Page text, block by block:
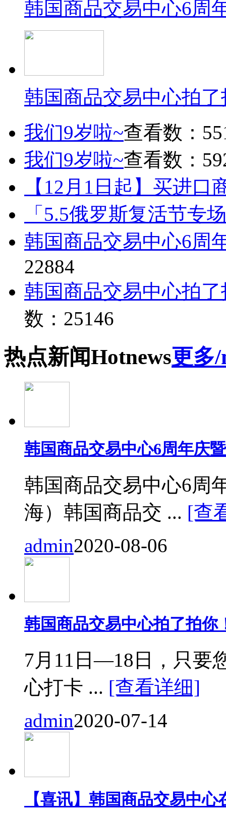
韩国商品交易中心6周
韩国商品交易中心拍
我们9岁啦~查看数：
我们9岁啦~查看数：
【12月1日起】买进口
「5.5俄罗斯复活节专
韩国商品交易中心6周
22884
韩国商品交易中心拍
数：25146
热点新闻Hotnews更多
韩国商品交易中心6周年庆
韩国商品交易中心6周
海）韩国商品交 ... [查
admin2020-08-06
韩国商品交易中心拍了拍你
7月11日—18日，只要
心打卡 ... [查看详细]
admin2020-07-14
【喜讯】韩国商品交易中